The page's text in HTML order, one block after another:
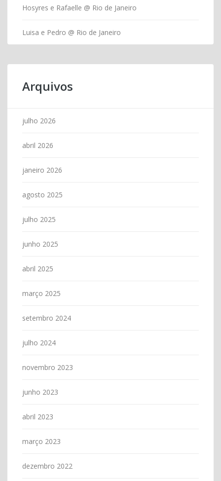
Hosyres e Rafaelle @ Rio de Janeiro
Luisa e Pedro @ Rio de Janeiro
Arquivos
julho 2026
abril 2026
janeiro 2026
agosto 2025
julho 2025
junho 2025
abril 2025
março 2025
setembro 2024
julho 2024
novembro 2023
junho 2023
abril 2023
março 2023
dezembro 2022